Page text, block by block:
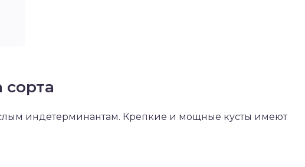
сорта
индетерминантам. Крепкие и мощные кусты имеют